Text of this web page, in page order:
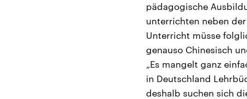
pädagogische
unterrichten neben
Unterricht müsse
genauso Chinesisch
„Es mangelt ganz
in Deutschland
deshalb suchen sich